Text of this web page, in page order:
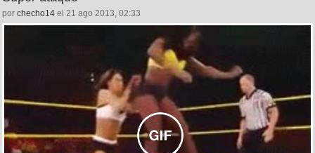
por checho14 el 21 ago 2013, 02:33